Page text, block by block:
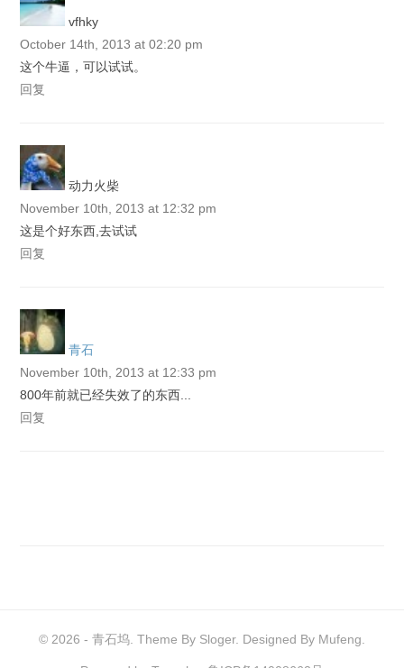
vfhky
October 14th, 2013 at 02:20 pm
这个牛逼，可以试试。
回复
动力火柴
November 10th, 2013 at 12:32 pm
这是个好东西,去试试
回复
青石
November 10th, 2013 at 12:33 pm
800年前就已经失效了的东西...
回复
© 2026 - 青石坞 . Theme By Sloger. Designed By Mufeng.